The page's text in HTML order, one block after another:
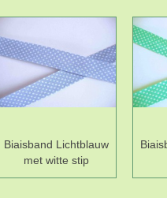
Biaisband Lichtblauw
met witte stip